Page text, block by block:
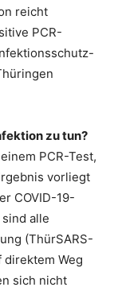
reicht
PCR-
zu tun?
PCR-Test,
vorliegt
COVID-19-
alle
(ThürSARS-
direktem Weg
sich nicht